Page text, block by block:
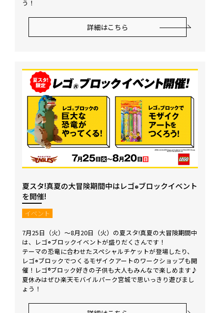
う！
詳細はこちら
夏スタ!真夏の大冒険期間中はレゴ®ブロックイベント
を開催!
イベント
7月25日（火）～8月20日（火）の夏スタ!真夏の大冒険期間中
は、レゴ®ブロックイベントが盛りだくさんです！
テーマの恐竜に合わせたスペシャルチケットが登場したり、
レゴ®ブロックでつくるモザイクアートのワークショップも開
催！レゴ®ブロック好きの子供も大人もみんなで楽しめます♪
夏休みはぜひ楽天モバイルパーク宮城で思いっきり遊びまし
ょう！